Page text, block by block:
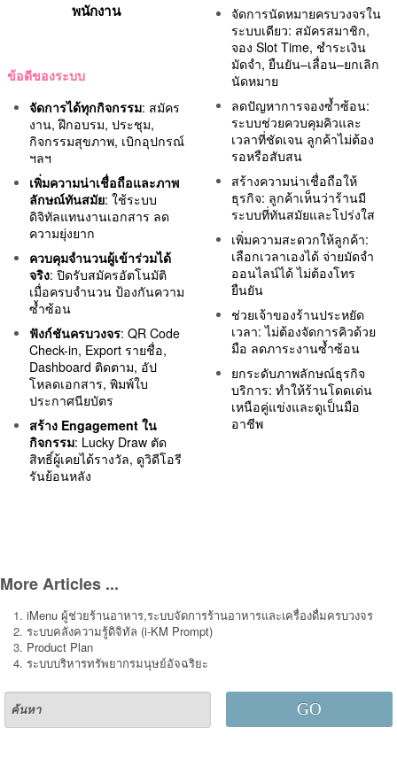
พนักงาน
ข้อดีของระบบ
จัดการได้ทุกกิจกรรม: สมัคร
งาน, ฝึกอบรม, ประชุม,
กิจกรรมสุขภาพ, เบิกอุปกรณ์
ฯลฯ
เพิ่มความน่าเชื่อถือและภาพ
ลักษณ์ทันสมัย: ใช้ระบบ
ดิจิทัลแทนงานเอกสาร ลด
ความยุ่งยาก
ควบคุมจำนวนผู้เข้าร่วมได้
จริง: ปิดรับสมัครอัตโนมัติ
เมื่อครบจำนวน ป้องกันความ
ซ้ำซ้อน
ฟังก์ชันครบวงจร: QR Code
Check-in, Export รายชื่อ,
Dashboard ติดตาม, อัป
โหลดเอกสาร, พิมพ์ใบ
ประกาศนียบัตร
สร้าง Engagement ใน
กิจกรรม: Lucky Draw ตัด
สิทธิ์ผู้เคยได้รางวัล, ดูวิดีโอรี
รันย้อนหลัง
จัดการนัดหมายครบวงจรใน
ระบบเดียว: สมัครสมาชิก,
จอง Slot Time, ชำระเงิน
มัดจำ, ยืนยัน–เลื่อน–ยกเลิก
นัดหมาย
ลดปัญหาการจองซ้ำซ้อน:
ระบบช่วยควบคุมคิวและ
เวลาที่ชัดเจน ลูกค้าไม่ต้อง
รอหรือสับสน
สร้างความน่าเชื่อถือให้
ธุรกิจ: ลูกค้าเห็นว่าร้านมี
ระบบที่ทันสมัยและโปร่งใส
เพิ่มความสะดวกให้ลูกค้า:
เลือกเวลาเองได้ จ่ายมัดจำ
ออนไลน์ได้ ไม่ต้องโทร
ยืนยัน
ช่วยเจ้าของร้านประหยัด
เวลา: ไม่ต้องจัดการคิวด้วย
มือ ลดภาระงานซ้ำซ้อน
ยกระดับภาพลักษณ์ธุรกิจ
บริการ: ทำให้ร้านโดดเด่น
เหนือคู่แข่งและดูเป็นมือ
อาชีพ
More Articles ...
iMenu ผู้ช่วยร้านอาหาร,ระบบจัดการร้านอาหารและเครื่องดื่มครบวงจร
ระบบคลังความรู้ดิจิทัล (i-KM Prompt)
Product Plan
ระบบบริหารทรัพยากรมนุษย์อัจฉริยะ
GO